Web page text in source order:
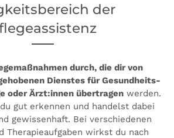
der
durch, die dir von
Dienstes für Gesundheits-
oder Ärzt:innen übertragen werden.
gut erkennen und handelst dabei
gewissenhaft. Bei verschiedenen
Therapieaufgaben wirkst du nach